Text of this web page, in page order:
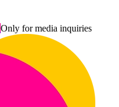
Only for media inquiries